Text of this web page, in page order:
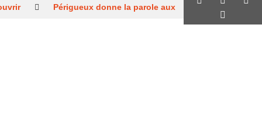
Périgueux donne la parole aux